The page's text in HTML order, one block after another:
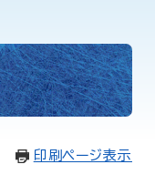
印刷ページ表示